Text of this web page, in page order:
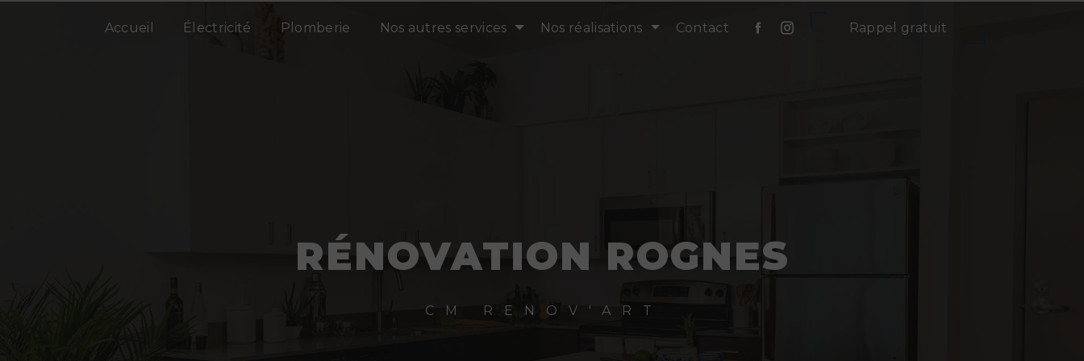
Accueil Électricité Plomberie Nos autres services Nos réalisations Contact Rappel gratuit
RÉNOVATION ROGNES
CM RENOV'ART